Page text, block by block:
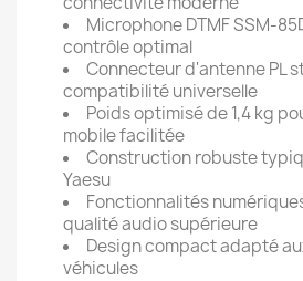
Microphone DTMF SSM-
contrôle optimal
Connecteur d'antenne PL
compatibilité universelle
Poids optimisé de 1,4 kg
mobile facilitée
Construction robuste
Yaesu
Fonctionnalités
qualité audio supérieure
Design compact adapté
véhicules